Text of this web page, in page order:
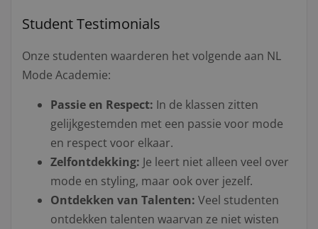
Student Testimonials
Onze studenten waarderen het volgende aan NL
Mode Academie:
Passie en Respect: In de klassen zitten
gelijkgestemden met een passie voor mode
en respect voor elkaar.
Zelfontdekking: Je leert niet alleen veel over
mode en styling, maar ook over jezelf.
Ontdekken van Talenten: Veel studenten
ontdekken talenten waarvan ze niet wisten